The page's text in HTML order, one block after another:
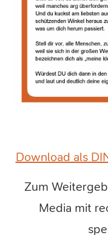
Download als
Zum
Media mit